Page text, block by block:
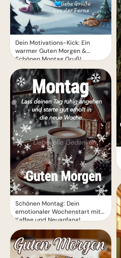
Dein Motivations-Kick: Ein
warmer Guten Morgen &
Schönen Montag Gruß!
Schönen Montag: Dein
emotionaler Wochenstart mit
Kaffee und Neuanfang!